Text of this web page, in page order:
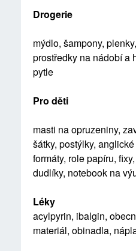
Drogerie
mýdlo, šampony,
prostředky na nádobí a
pytle
Pro děti
masti na opruzeniny,
šátky, postýlky,
formáty, role papíru,
dudlíky, notebook na
Léky
acylpyrin, ibalgin,
materiál, obinadla,